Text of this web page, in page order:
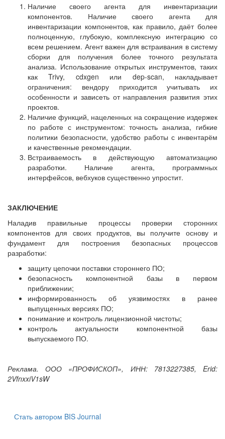
Наличие своего агента для инвентаризации
компонентов. Наличие своего агента для
инвентаризации компонентов, как правило, даёт более
полноценную, глубокую, комплексную интеграцию со
всем решением. Агент важен для встраивания в систему
сборки для получения более точного результата
анализа. Использование открытых инструментов, таких
как Trivy, cdxgen или dep-scan, накладывает
ограничения: вендору приходится учитывать их
особенности и зависеть от направления развития этих
проектов.
Наличие функций, нацеленных на сокращение издержек
по работе с инструментом: точность анализа, гибкие
политики безопасности, удобство работы с инвентарём
и качественные рекомендации.
Встраиваемость в действующую автоматизацию
разработки. Наличие агента, программных
интерфейсов, вебхуков существенно упростит.
ЗАКЛЮЧЕНИЕ
Наладив правильные процессы проверки сторонних
компонентов для своих продуктов, вы получите основу и
фундамент для построения безопасных процессов
разработки:
защиту цепочки поставки стороннего ПО;
безопасность компонентной базы в первом
приближении;
информированность об уязвимостях в ранее
выпущенных версиях ПО;
понимание и контроль лицензионной чистоты;
контроль актуальности компонентной базы
выпускаемого ПО.
Реклама. ООО «ПРОФИСКОП», ИНН: 7813227385, Erid:
2VfnxxiV1sW
Стать автором BIS Journal